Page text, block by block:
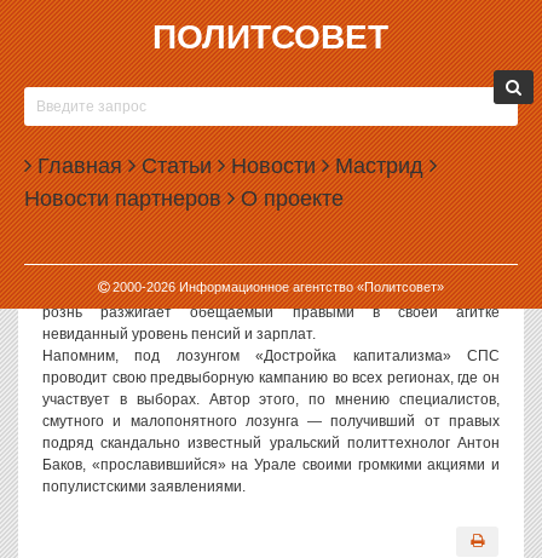
ПОЛИТСОВЕТ
Главная Статьи Новости Мастрид
Новости партнеров О проекте
2000-2026Информационное агентство «Политсовет»
19.02.2007, 14:54
АНТОН БАКОВ РАЗЖИГАЕТ СОЦИАЛЬНУЮ
РОЗНЬ В ПОДМОСКОВЬЕ
Как стало известно ИА «Политсовет», московская областная
избирательная комиссия вынесла предупреждение «Союзу
Правых Сил» в связи с содержанием агитационных материалов
партии. Нарекания избирательной комиссии вызвал рекламный
буклет «Достройка капитализма», который назван избиркомом
«разжигающим социальную рознь». Если быть точнее, то эту
рознь разжигает обещаемый правыми в своей агитке
невиданный уровень пенсий и зарплат.
Напомним, под лозунгом «Достройка капитализма» СПС
проводит свою предвыборную кампанию во всех регионах, где он
участвует в выборах. Автор этого, по мнению специалистов,
смутного и малопонятного лозунга — получивший от правых
подряд скандально известный уральский политтехнолог Антон
Баков, «прославившийся» на Урале своими громкими акциями и
популистскими заявлениями.